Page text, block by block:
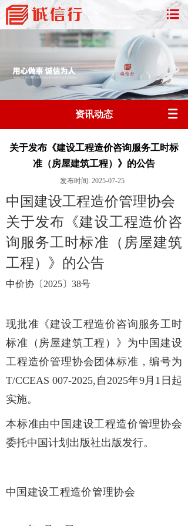
资讯动态
关于发布《建设工程造价咨询服务工时标
准（房屋建筑工程）》的公告
发布时间: 2025-07-25
中国建设工程造价管理协会
关于发布《建设工程造价咨
询服务工时标准（房屋建筑
工程）》的公告
中价协〔2025〕38号
现批准《建设工程造价咨询服务工时
标准（房屋建筑工程）》为中国建设
工程造价管理协会团体标准，编号为
T/CCEAS 007-2025,自2025年9月1日起
实施。
本标准由中国建设工程造价管理协会
委托中国计划出版社出版发行。
中国建设工程造价管理协会